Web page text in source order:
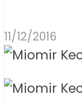
11/12/2016